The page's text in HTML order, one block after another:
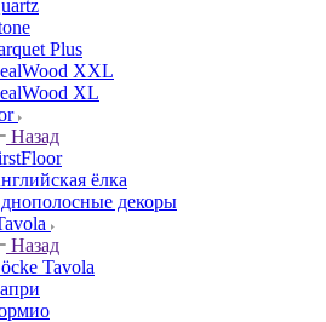
Plus
XXL
XL
Назад
ёлка
декоры
Назад
Tavola